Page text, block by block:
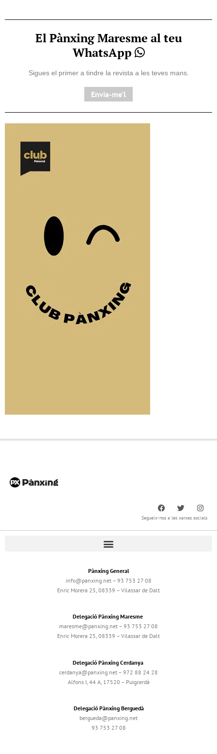
El Pànxing Maresme al teu
WhatsApp
Sigues el primer a tindre la revista a les teves mans.
Envia-me'l
Segueix-nos a les xarxes socials
Pànxing General
info@panxing.net – 93 753 27 08
Enric Morera 25, 08339 – Vilassar de Dalt
Delegació Pànxing Maresme
maresme@panxing.net – 93 753 27 08
Enric Morera 25, 08339 – Vilassar de Dalt
Delegació Pànxing Cerdanya
cerdanya@panxing.net – 972 88 24 28
Alfons I, 44 A, 17520 – Puigcerdà
Delegació Pànxing Berguedà
bergueda@panxing.net
93 753 27 08